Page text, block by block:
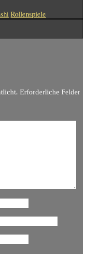
Rollenspiele
Erforderliche Felder